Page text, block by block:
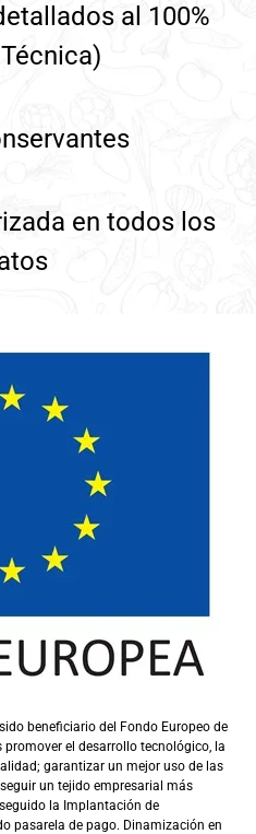
al 100%
en todos los
sido beneficiario del Fondo Europeo de
el desarrollo tecnológico, la
garantizar un mejor uso de las
un tejido empresarial más
la Implantación de
pasarela de pago. Dinamización en